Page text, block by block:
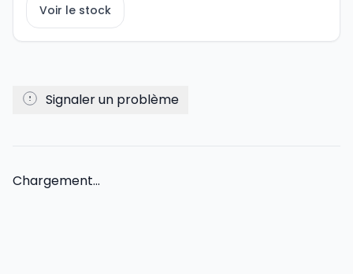
Voir le stock
Signaler un problème
Chargement...